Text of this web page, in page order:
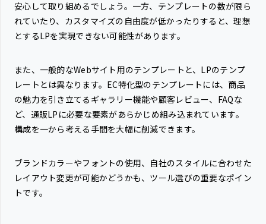
安心して取り組めるでしょう。一方、テンプレートの数が限ら
れていたり、カスタマイズの自由度が低かったりすると、理想
とするLPを実現できない可能性があります。
また、一般的なWebサイト用のテンプレートと、LPのテンプ
レートとは異なります。EC特化型のテンプレートには、商品
の魅力を引き立てるギャラリー機能や顧客レビュー、FAQな
ど、通販LPに必要な要素があらかじめ組み込まれています。
構成を一から考える手間を大幅に削減できます。
ブランドカラーやフォントの使用、自社のスタイルに合わせた
レイアウト変更が可能かどうかも、ツール選びの重要なポイン
トです。